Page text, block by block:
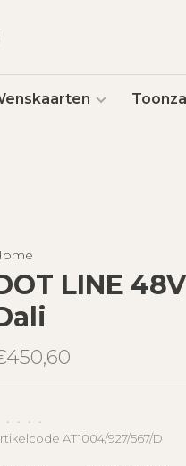
LINE
• • •
•
AT1004/927/567/D